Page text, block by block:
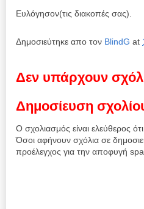
Ευλόγησον(τις διακοπές σας).
Δημοσιεύτηκε απο τον BlindG at
Δεν υπάρχουν
Δημοσίευση
Ο σχολιασμός είναι ελεύθερος
Όσοι αφήνουν σχόλια σε
προέλεγχος για την αποφυγή